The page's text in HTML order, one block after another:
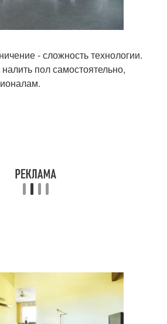
- сложность технологии.
пол самостоятельно,